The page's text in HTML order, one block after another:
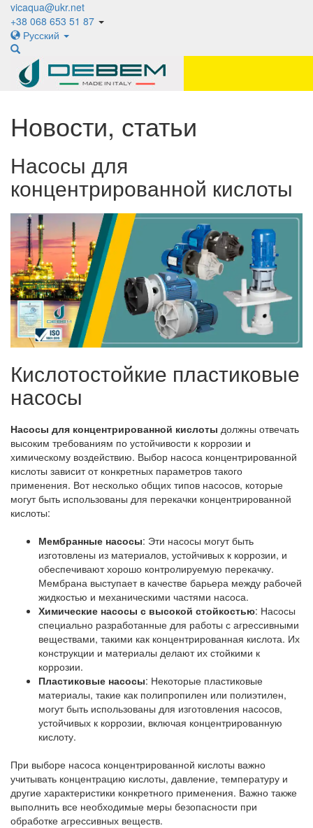
vicaqua@ukr.net
+38 068 653 51 87
Русский
Новости, статьи
Насосы для
концентрированной кислоты
Кислотостойкие пластиковые
насосы
Насосы для концентрированной кислоты должны отвечать
высоким требованиям по устойчивости к коррозии и
химическому воздействию. Выбор насоса концентрированной
кислоты зависит от конкретных параметров такого
применения. Вот несколько общих типов насосов, которые
могут быть использованы для перекачки концентрированной
кислоты:
Мембранные насосы: Эти насосы могут быть
изготовлены из материалов, устойчивых к коррозии, и
обеспечивают хорошо контролируемую перекачку.
Мембрана выступает в качестве барьера между рабочей
жидкостью и механическими частями насоса.
Химические насосы с высокой стойкостью: Насосы
специально разработанные для работы с агрессивными
веществами, такими как концентрированная кислота. Их
конструкции и материалы делают их стойкими к
коррозии.
Пластиковые насосы: Некоторые пластиковые
материалы, такие как полипропилен или полиэтилен,
могут быть использованы для изготовления насосов,
устойчивых к коррозии, включая концентрированную
кислоту.
При выборе насоса концентрированной кислоты важно
учитывать концентрацию кислоты, давление, температуру и
другие характеристики конкретного применения. Важно также
выполнить все необходимые меры безопасности при
обработке агрессивных веществ.